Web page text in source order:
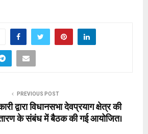
PREVIOUS POST
द्वारा विधानसभा देवप्रयाग क्षेत्र की
के संबंध में बैठक की गई आयोजित।